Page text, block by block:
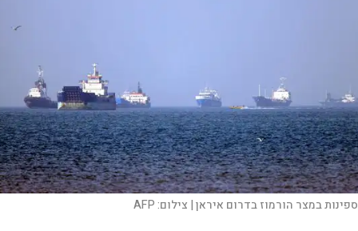
ספינות במצר הורמוז בדרום איראן | צילום:AFP